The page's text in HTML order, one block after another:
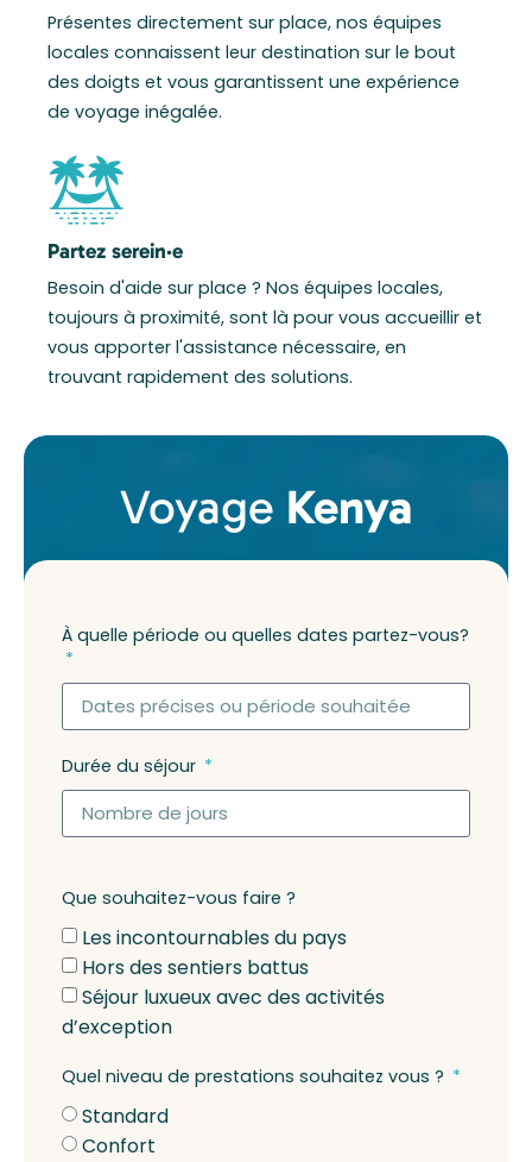
Présentes directement sur place, nos équipes
locales connaissent leur destination sur le bout
des doigts et vous garantissent une expérience
de voyage inégalée.
Partez serein·e
Besoin d'aide sur place ? Nos équipes locales,
toujours à proximité, sont là pour vous accueillir et
vous apporter l'assistance nécessaire, en
trouvant rapidement des solutions.
Voyage Kenya
À quelle période ou quelles dates partez-vous?
Durée du séjour
Que souhaitez-vous faire ?
Les incontournables du pays
Hors des sentiers battus
Séjour luxueux avec des activités
d’exception
Quel niveau de prestations souhaitez vous ?
Standard
Confort